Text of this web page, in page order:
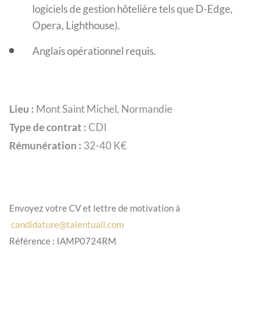
logiciels de gestion hôtelière tels que D-Edge,
Opera, Lighthouse).
Anglais opérationnel requis.
Lieu : Mont Saint Michel, Normandie
Type de contrat :CDI
Rémunération : 32-40 K€
Envoyez votre CV et lettre de motivation à
candidature@talentuall.com
Référence : IAMP0724RM